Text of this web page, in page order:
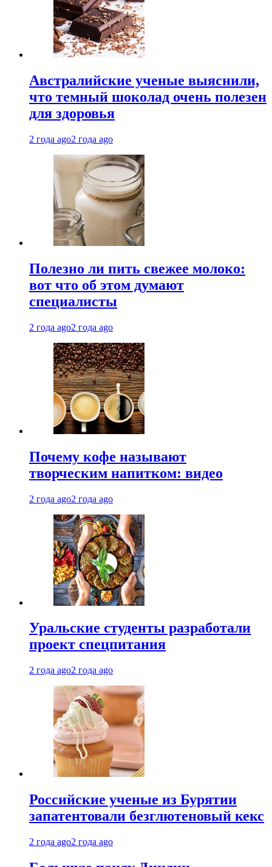
Австралийские ученые выяснили,
что темный шоколад очень полезен
для здоровья
2 года ago2 года ago
Полезно ли пить свежее молоко:
вот что об этом думают
специалисты
2 года ago2 года ago
Почему кофе называют
творческим напитком: видео
2 года ago2 года ago
Уральские студенты разработали
проект спецпитания
2 года ago2 года ago
Российские ученые из Бурятии
запатентовали безглютеновый кекс
2 года ago2 года ago